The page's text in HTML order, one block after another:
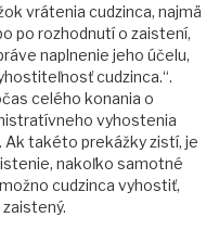
vrátenia cudzinca, najmä
po rozhodnutí o zaistení,
naplnenie jeho účelu,
cudzinca.“.
celého konania o
vyhostenia
takéto prekážky zistí, je
nakoľko samotné
cudzinca vyhostiť,